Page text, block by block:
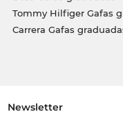
Tommy Hilfiger Gafas
Carrera Gafas
Newsletter